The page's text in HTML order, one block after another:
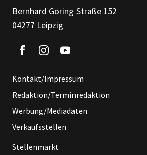
Bernhard Göring Straße 152
04277 Leipzig
Kontakt/Impressum
Redaktion/Terminredaktion
Werbung/Mediadaten
Verkaufsstellen
Stellenmarkt